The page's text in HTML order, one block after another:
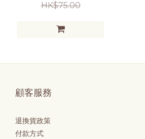
HK$75.00
顧客服務
退換貨政策
付款方式